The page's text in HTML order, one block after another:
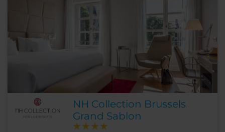
NH Collection Brussels
Grand Sablon